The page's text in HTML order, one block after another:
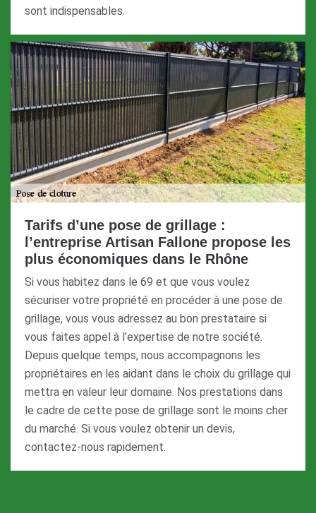
sont indispensables.
Tarifs d’une pose de grillage :
l’entreprise Artisan Fallone propose les
plus économiques dans le Rhône
Si vous habitez dans le 69 et que vous voulez
sécuriser votre propriété en procéder à une pose de
grillage, vous vous adressez au bon prestataire si
vous faites appel à l’expertise de notre société.
Depuis quelque temps, nous accompagnons les
propriétaires en les aidant dans le choix du grillage qui
mettra en valeur leur domaine. Nos prestations dans
le cadre de cette pose de grillage sont le moins cher
du marché. Si vous voulez obtenir un devis,
contactez-nous rapidement.